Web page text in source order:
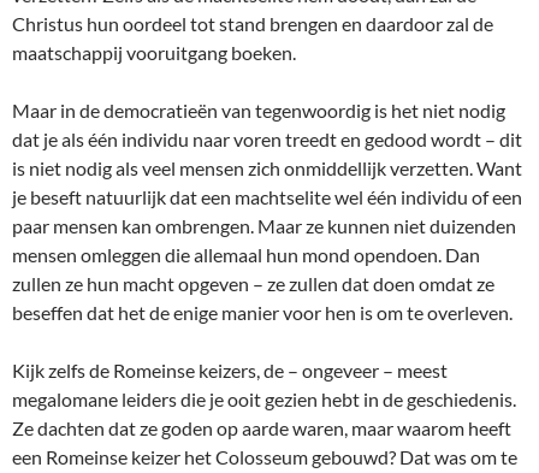
Christus hun oordeel tot stand brengen en daardoor zal de
maatschappij vooruitgang boeken.
Maar in de democratieën van tegenwoordig is het niet nodig
dat je als één individu naar voren treedt en gedood wordt – dit
is niet nodig als veel mensen zich onmiddellijk verzetten. Want
je beseft natuurlijk dat een machtselite wel één individu of een
paar mensen kan ombrengen. Maar ze kunnen niet duizenden
mensen omleggen die allemaal hun mond opendoen. Dan
zullen ze hun macht opgeven – ze zullen dat doen omdat ze
beseffen dat het de enige manier voor hen is om te overleven.
Kijk zelfs de Romeinse keizers, de – ongeveer – meest
megalomane leiders die je ooit gezien hebt in de geschiedenis.
Ze dachten dat ze goden op aarde waren, maar waarom heeft
een Romeinse keizer het Colosseum gebouwd? Dat was om te